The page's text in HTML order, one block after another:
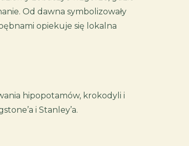
Od dawna symbolizowały
opiekuje się lokalna
hipopotamów, krokodyli i
i Stanley’a.